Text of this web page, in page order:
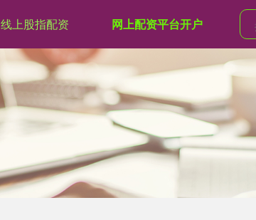
线上股指配资 网上配资平台开户